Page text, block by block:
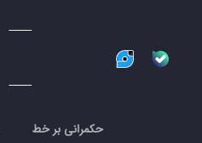
حکمرانی بر خط